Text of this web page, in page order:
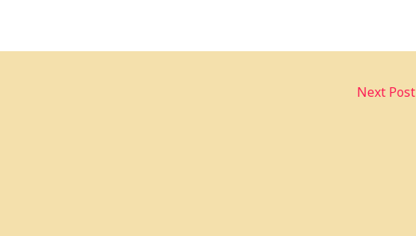
Next Post